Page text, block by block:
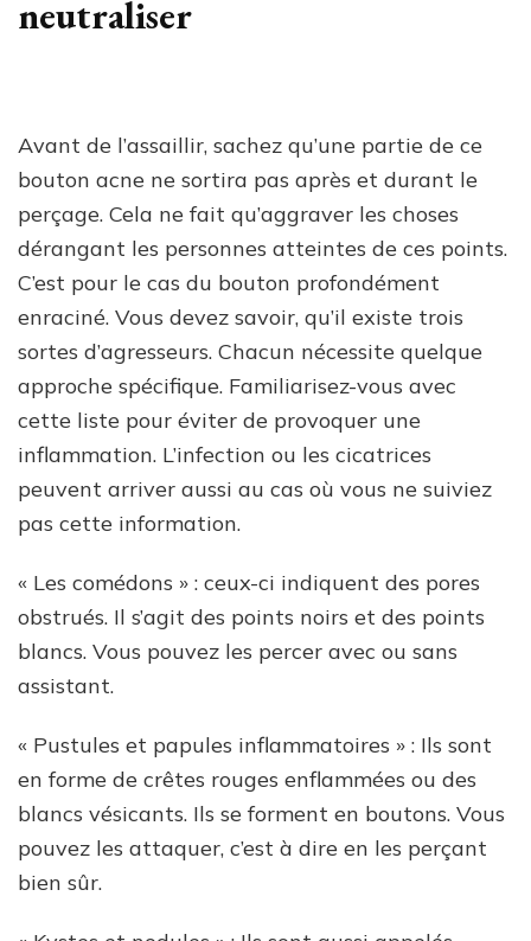
neutraliser
Avant de l’assaillir, sachez qu’une partie de ce
bouton acne ne sortira pas après et durant le
perçage. Cela ne fait qu’aggraver les choses
dérangant les personnes atteintes de ces points.
C’est pour le cas du bouton profondément
enraciné. Vous devez savoir, qu’il existe trois
sortes d’agresseurs. Chacun nécessite quelque
approche spécifique. Familiarisez-vous avec
cette liste pour éviter de provoquer une
inflammation. L’infection ou les cicatrices
peuvent arriver aussi au cas où vous ne suiviez
pas cette information.
« Les comédons » : ceux-ci indiquent des pores
obstrués. Il s’agit des points noirs et des points
blancs. Vous pouvez les percer avec ou sans
assistant.
« Pustules et papules inflammatoires » : Ils sont
en forme de crêtes rouges enflammées ou des
blancs vésicants. Ils se forment en boutons. Vous
pouvez les attaquer, c’est à dire en les perçant
bien sûr.